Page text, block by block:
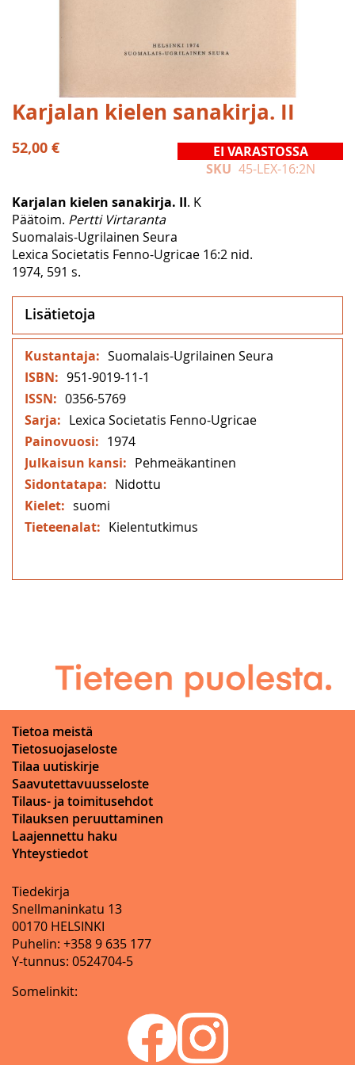
Skip
to
the
beginning
images
gallery
Karjalan kielen sanakirja. II
52,00 €
EI VARASTOSSA
SKU 45-LEX-16:2N
Karjalan kielen sanakirja. II. K
Päätoim. Pertti Virtaranta
Suomalais-Ugrilainen Seura
Lexica Societatis Fenno-Ugricae 16:2 nid.
1974, 591 s.
Lisätietoja
Lisätietoja
Suomalais-Ugrilainen Seura
951-9019-11-1
0356-5769
Lexica Societatis Fenno-Ugricae
1974
Pehmeäkantinen
Nidottu
suomi
Kielentutkimus
Tietoa meistä
Tietosuojaseloste
Tilaa uutiskirje
Saavutettavuusseloste
Tilaus- ja toimitusehdot
Tilauksen peruuttaminen
Laajennettu haku
Yhteystiedot
Tiedekirja
Snellmaninkatu 13
00170 HELSINKI
Puhelin: +358 9 635 177
Y-tunnus: 0524704-5
Somelinkit: